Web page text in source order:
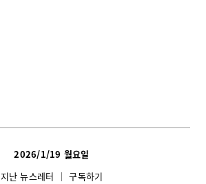
2026/1/19 월요일
지난 뉴스레터
│구독하기